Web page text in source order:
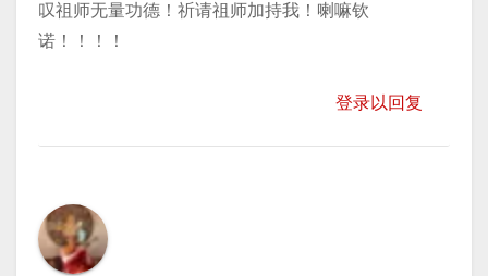
叹祖师无量功德！祈请祖师加持我！喇嘛钦
诺！！！！
登录以回复